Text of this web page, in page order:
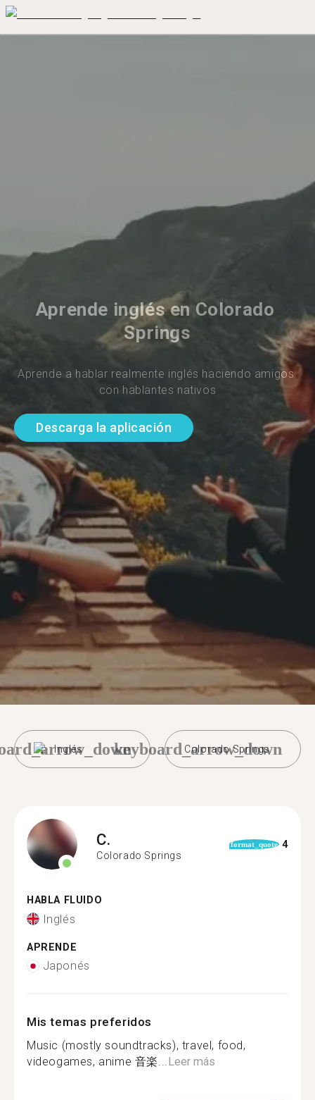
Aprende inglés en Colorado
Springs
Aprende a hablar realmente inglés haciendo amigos
con hablantes nativos
Descarga la aplicación
Inglés Colorado Springs
keyboard_arrow_down
C.
Colorado Springs
format_quote 4
HABLA FLUIDO
Inglés
APRENDE
Japonés
Mis temas preferidos
Music (mostly soundtracks), travel, food,
videogames, anime 音楽...Leer más